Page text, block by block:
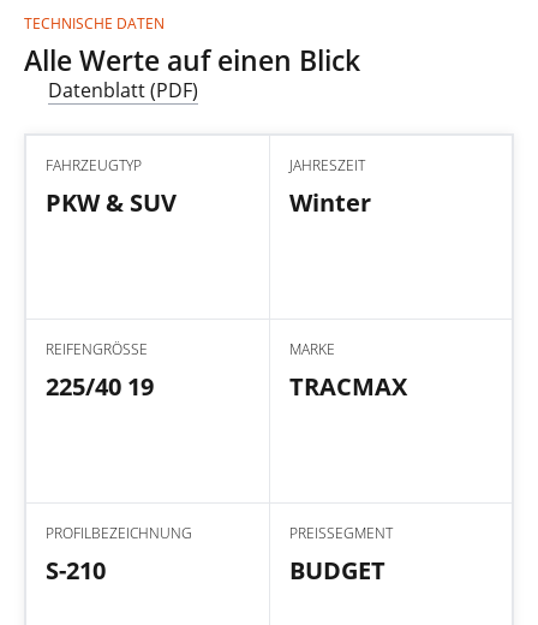
TECHNISCHE DATEN
Alle Werte auf einen Blick
Datenblatt (PDF)
FAHRZEUGTYP
PKW & SUV
JAHRESZEIT
Winter
REIFENGRÖSSE
225/40 19
MARKE
TRACMAX
PROFILBEZEICHNUNG
S-210
PREISSEGMENT
BUDGET